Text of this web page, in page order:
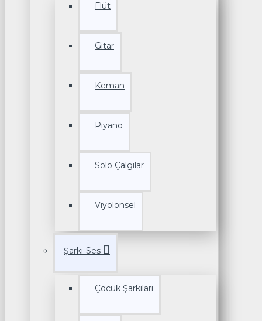
Flüt
Gitar
Keman
Piyano
Solo Çalgılar
Viyolonsel
Şarkı-Ses
Çocuk Şarkıları